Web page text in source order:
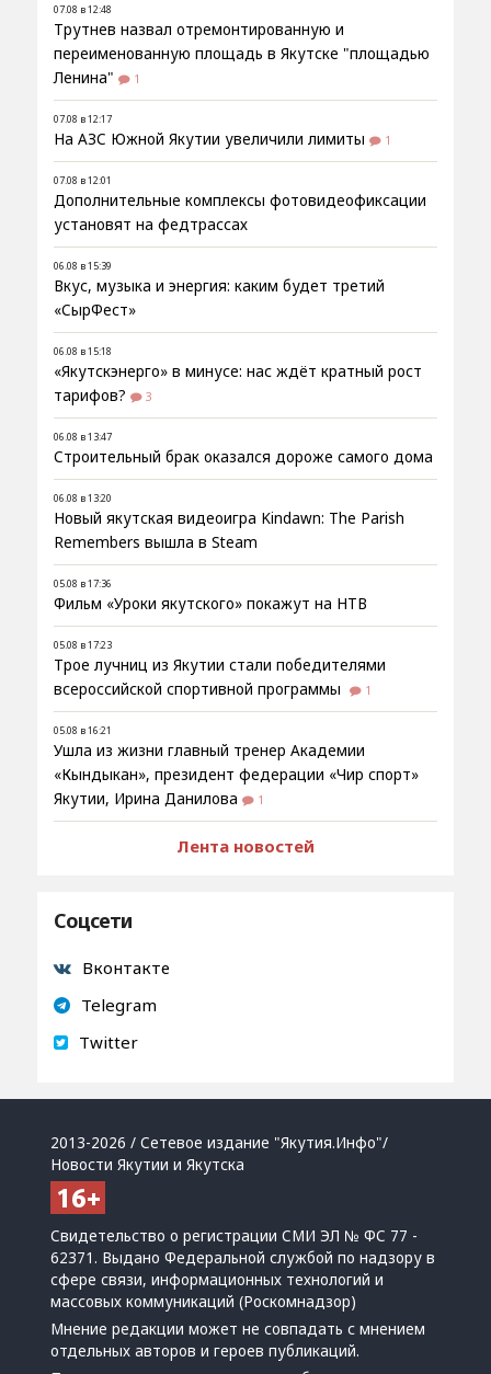
07.08 в 12:48
Трутнев назвал отремонтированную и
переименованную площадь в Якутске "площадью
Ленина"
1
07.08 в 12:17
На АЗС Южной Якутии увеличили лимиты 1
07.08 в 12:01
Дополнительные комплексы фотовидеофиксации
установят на федтрассах
06.08 в 15:39
Вкус, музыка и энергия: каким будет третий
«СырФест»
06.08 в 15:18
«Якутскэнерго» в минусе: нас ждёт кратный рост
тарифов?
3
06.08 в 13:47
Строительный брак оказался дороже самого дома
06.08 в 13:20
Новый якутская видеоигра Kindawn: The Parish
Remembers вышла в Steam
05.08 в 17:36
Фильм «Уроки якутского» покажут на НТВ
05.08 в 17:23
Трое лучниц из Якутии стали победителями
всероссийской спортивной программы
1
05.08 в 16:21
Ушла из жизни главный тренер Академии
«Кындыкан», президент федерации «Чир спорт»
Якутии, Ирина Данилова
1
Лента новостей
Соцсети
Вконтакте
Telegram
Twitter
2013-2026 / Сетевое издание "Якутия.Инфо"/
Новости Якутии и Якутска
Свидетельство о регистрации СМИ ЭЛ № ФС 77 -
62371. Выдано Федеральной службой по надзору в
сфере связи, информационных технологий и
массовых коммуникаций (Роскомнадзор)
Мнение редакции может не совпадать с мнением
отдельных авторов и героев публикаций.